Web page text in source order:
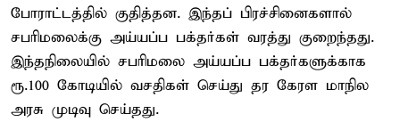
போராட்டத்தில் குதித்தன. இந்தப் பிரச்சினைகளால்
சபரிமலைக்கு அய்யப்ப பக்தர்கள் வரத்து குறைந்தது.
இந்தநிலையில் சபரிமலை அய்யப்ப பக்தர்களுக்காக
ரூ.100 கோடியில் வசதிகள் செய்து தர கேரள மாநில
அரசு முடிவு செய்தது.